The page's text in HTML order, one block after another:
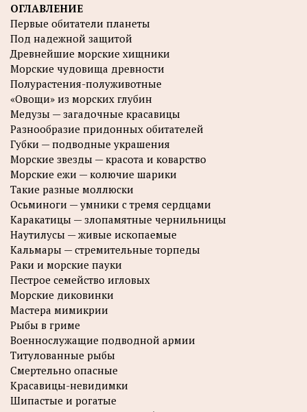
ОГЛАВЛЕНИЕ
Первые обитатели планеты
Под надежной защитой
Древнейшие морские хищники
Морские чудовища древности
Полурастения-полуживотные
«Овощи» из морских глубин
Медузы — загадочные красавицы
Разнообразие придонных обитателей
Губки — подводные украшения
Морские звезды — красота и коварство
Морские ежи — колючие шарики
Такие разные моллюски
Осьминоги — умники с тремя сердцами
Каракатицы — злопамятные чернильницы
Наутилусы — живые ископаемые
Кальмары — стремительные торпеды
Раки и морские пауки
Пестрое семейство игловых
Морские диковинки
Мастера мимикрии
Рыбы в гриме
Военнослужащие подводной армии
Титулованные рыбы
Смертельно опасные
Красавицы-невидимки
Шипастые и рогатые